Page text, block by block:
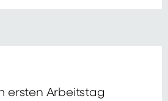
ersten Arbeitstag